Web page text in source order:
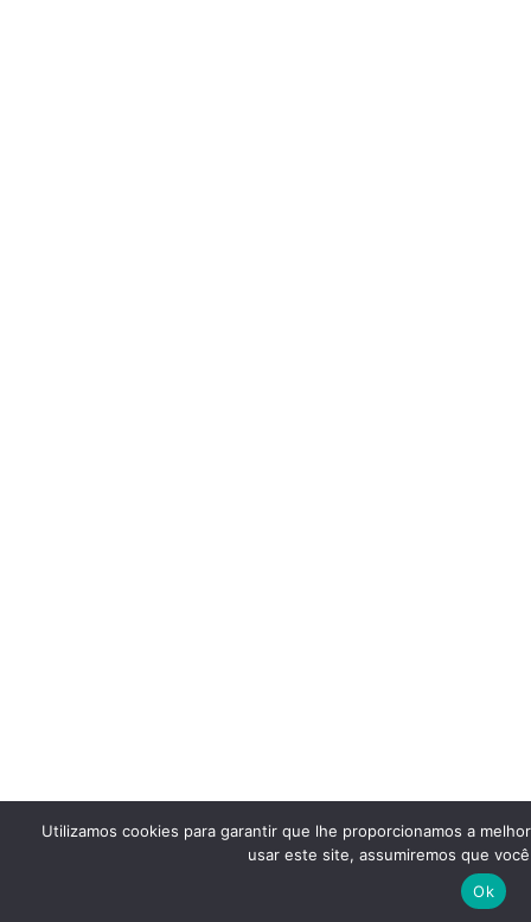
Utilizamos cookies para garantir que lhe proporcionamos a
usar este site, assumiremos que
Ok